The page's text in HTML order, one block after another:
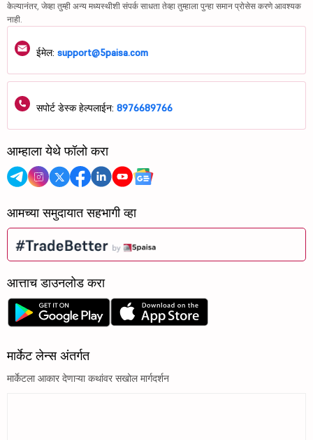
केल्यानंतर, जेव्हा तुम्ही अन्य मध्यस्थीशी संपर्क साधता तेव्हा तुम्हाला पुन्हा समान प्रोसेस करणे आवश्यक
नाही.
ईमेल: support@5paisa.com
सपोर्ट डेस्क हेल्पलाईन: 8976689766
आम्हाला येथे फॉलो करा
आमच्या समुदायात सहभागी व्हा
आत्ताच डाउनलोड करा
मार्केट लेन्स अंतर्गत
मार्केटला आकार देणाऱ्या कथांवर सखोल मार्गदर्शन